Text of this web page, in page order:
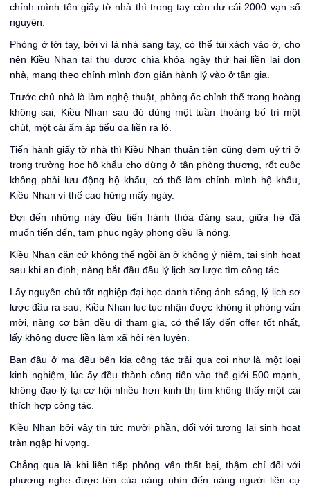
chính mình tên giấy tờ nhà thì trong tay còn dư cái 2000 vạn số
nguyên.
Phòng ở tới tay, bởi vì là nhà sang tay, có thể túi xách vào ở, cho
nên Kiều Nhan tại thu được chìa khóa ngày thứ hai liền lại dọn
nhà, mang theo chính mình đơn giản hành lý vào ở tân gia.
Trước chủ nhà là làm nghệ thuật, phòng ốc chỉnh thể trang hoàng
không sai, Kiều Nhan sau đó dùng một tuần thoáng bố trí một
chút, một cái ấm áp tiểu oa liền ra lò.
Tiến hành giấy tờ nhà thì Kiều Nhan thuận tiện cũng đem uỷ trị ở
trong trường học hộ khẩu cho dừng ở tân phòng thượng, rốt cuộc
không phải lưu động hộ khẩu, có thể làm chính mình hộ khẩu,
Kiều Nhan vì thế cao hứng mấy ngày.
Đợi đến những này đều tiến hành thỏa đáng sau, giữa hè đã
muốn tiến đến, tam phục ngày phong đều là nóng.
Kiều Nhan căn cứ không thể ngồi ăn ở không ý niệm, tại sinh hoạt
sau khi an định, nàng bắt đầu đầu lý lịch sơ lược tìm công tác.
Lấy nguyên chủ tốt nghiệp đại học danh tiếng ánh sáng, lý lịch sơ
lược đầu ra sau, Kiều Nhan lục tục nhận được không ít phỏng vấn
mời, nàng cơ bản đều đi tham gia, có thể lấy đến offer tốt nhất,
lấy không được liền làm xã hội rèn luyện.
Ban đầu ở ma đều bên kia công tác trải qua coi như là một loại
kinh nghiệm, lúc ấy đều thành công tiến vào thế giới 500 mạnh,
không đạo lý tại cơ hội nhiều hơn kinh thị tìm không thấy một cái
thích hợp công tác.
Kiều Nhan bởi vậy tin tức mười phần, đối với tương lai sinh hoạt
tràn ngập hi vọng.
Chẳng qua là khi liên tiếp phỏng vấn thất bại, thậm chí đối với
phương nghe được tên của nàng nhìn đến nàng người liền cự